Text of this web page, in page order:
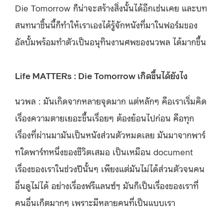
Die Tomorrow ก็น่าจะสร้างสิ่งนั้นได้อีกเช่นเคย และบท
สนทนาชิ้นนี้ก็ทำให้เราเองได้รู้จักหนังที่มาในฟอร์มของ
อัลบั้มพร้อมทำตัวเป็นอนุทินงานศพของนวพล ได้มากขึ้น
Life MATTERs : Die Tomorrow เกิดขึ้นได้ยังไง
นวพล : มันเกิดจากหลายจุดมาก แต่หลักๆ คือเราเริ่มคิด
เรื่องความตายเยอะขึ้นเรื่อยๆ ต้องย้อนไปก่อน คือทุก
เรื่องที่ผ่านมามันเป็นหนังส่วนตัวหมดเลย มันมาจากพาร์
ทใดพาร์ทหนึ่งของชีวิตเสมอ เป็นเหมือน document
เรื่องของเราในช่วงปีนั้นๆ เพียงแต่มันไม่ได้ส่วนตัวจนคน
อื่นดูไม่ได้ อย่างเรื่องฟรีแลนซ์ฯ มันก็เป็นเรื่องของเราที่
คนอื่นเก็ตมากๆ เพราะมีหลายคนที่เป็นแบบเรา